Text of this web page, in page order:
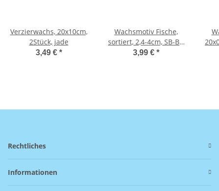
Verzierwachs, 20x10cm,
2Stück, jade
3,49 € *
Wachsmotiv Fische,
sortiert, 2,4-4cm, SB-Btl
3Stück, silber
3,99 € *
Rechtliches
Informationen